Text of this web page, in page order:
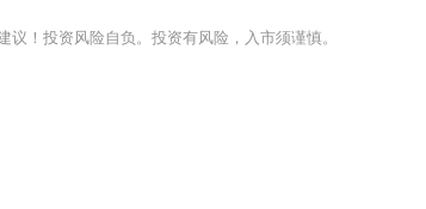
！投资风险自负。投资有风险，入市须谨慎。